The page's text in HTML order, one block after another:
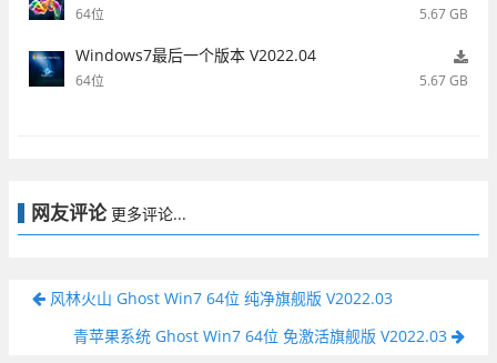
64位 5.67 GB
Windows7最后一个版本 V2022.04
64位 5.67 GB
网友评论 更多评论...
风林火山 Ghost Win7 64位 纯净旗舰版 V2022.03
青苹果系统 Ghost Win7 64位 免激活旗舰版 V2022.03